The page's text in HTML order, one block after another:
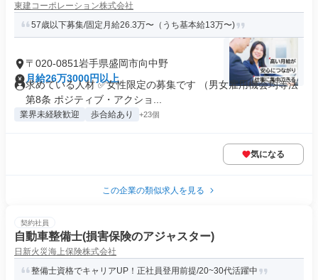
東建コーポレーション株式会社
57歳以下募集/固定月給26.3万〜（うち基本給13万〜)
〒020-0851岩手県盛岡市向中野
月給26万3000円以上
求めている人材 ✅女性限定の募集です （男女雇用機会均等法
第8条 ポジティブ・アクショ...
業界未経験歓迎 歩合給あり +23個
気になる
この企業の類似求人を見る
契約社員
自動車整備士(損害保険のアジャスター)
日新火災海上保険株式会社
整備士資格でキャリアUP！正社員登用前提/20~30代活躍中